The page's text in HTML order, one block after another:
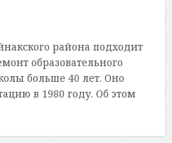
района подходит
образовательного
больше 40 лет. Оно
в 1980 году. Об этом